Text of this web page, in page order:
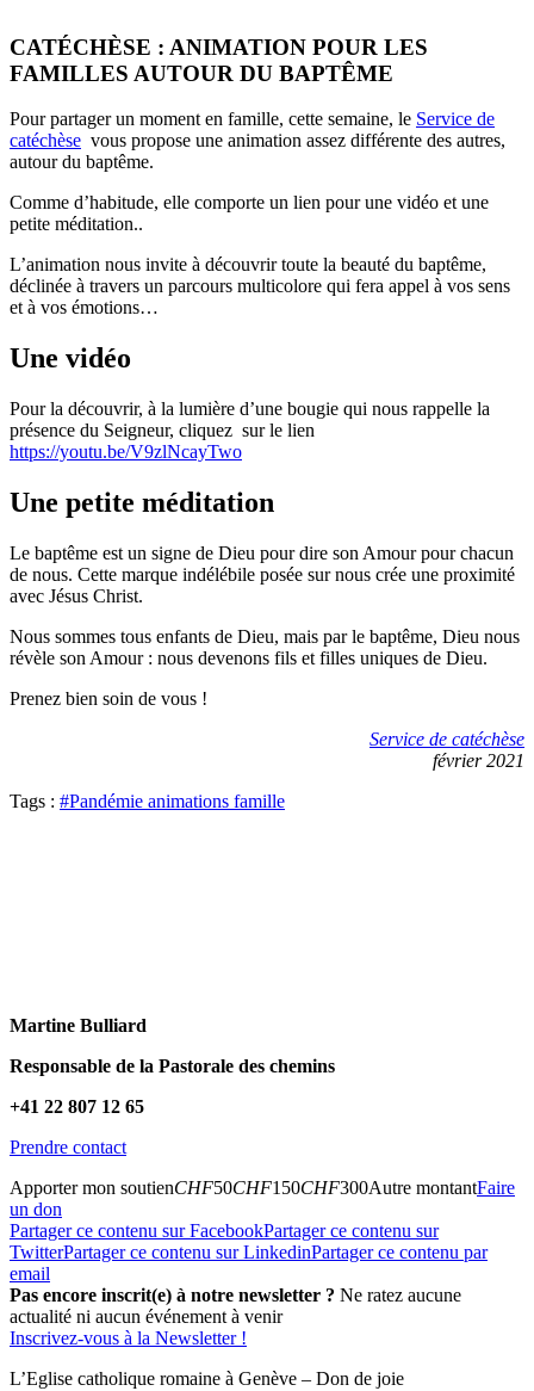
CATÉCHÈSE : ANIMATION POUR LES
FAMILLES AUTOUR DU BAPTÊME
Pour partager un moment en famille, cette semaine, le Service de
catéchèse vous propose une animation assez différente des autres,
autour du baptême.
Comme d’habitude, elle comporte un lien pour une vidéo et une
petite méditation..
L’animation nous invite à découvrir toute la beauté du baptême,
déclinée à travers un parcours multicolore qui fera appel à vos sens
et à vos émotions…
Une vidéo
Pour la découvrir, à la lumière d’une bougie qui nous rappelle la
présence du Seigneur, cliquez sur le lien
https://youtu.be/V9zlNcayTwo
Une petite méditation
Le baptême est un signe de Dieu pour dire son Amour pour chacun
de nous. Cette marque indélébile posée sur nous crée une proximité
avec Jésus Christ.
Nous sommes tous enfants de Dieu, mais par le baptême, Dieu nous
révèle son Amour : nous devenons fils et filles uniques de Dieu.
Prenez bien soin de vous !
Service de catéchèse
février 2021
Tags : #Pandémie animations famille
Martine Bulliard
Responsable de la Pastorale des chemins
+41 22 807 12 65
Prendre contact
Apporter mon soutienCHF50CHF150CHF300Autre montantFaire
un don
Partager ce contenu sur FacebookPartager ce contenu sur
TwitterPartager ce contenu sur LinkedinPartager ce contenu par
email
Pas encore inscrit(e) à notre newsletter ? Ne ratez aucune
actualité ni aucun événement à venir
Inscrivez-vous à la Newsletter !
L’Eglise catholique romaine à Genève – Don de joie